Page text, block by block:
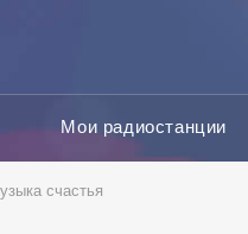
Мои радиостанции
счастья